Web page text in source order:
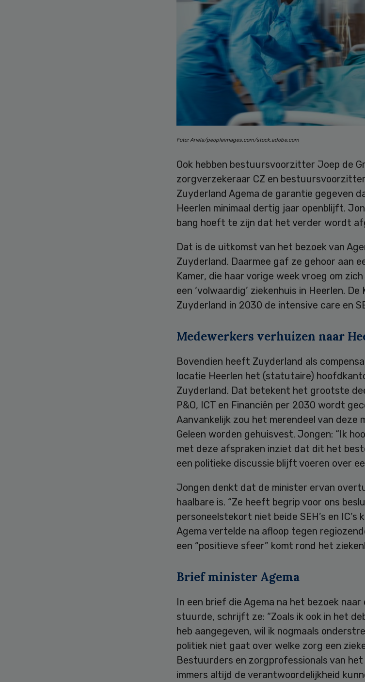
Foto: Anela/peopleimages.com/stock.adobe.com
Ook hebben bestuursvoorzitter Joep de
zorgverzekeraar CZ en
Zuyderland Agema de garantie gegeven
Heerlen minimaal dertig jaar openblijft.
bang hoeft te zijn dat het verder wordt
Dat is de uitkomst van het bezoek van
Zuyderland. Daarmee gaf ze gehoor aan
Kamer, die haar vorige week vroeg om
een ‘volwaardig’ ziekenhuis in Heerlen.
Zuyderland in 2030 de intensive care en
Medewerkers verhuizen naar
Bovendien heeft Zuyderland als
locatie Heerlen het (statutaire)
Zuyderland. Dat betekent het grootste
P&O, ICT en Financiën per 2030 wordt
Aanvankelijk zou het merendeel van deze
Geleen worden gehuisvest. Jongen: “Ik
met deze afspraken inziet dat dit het
een politieke discussie blijft voeren over
Jongen denkt dat de minister ervan
haalbare is. “Ze heeft begrip voor ons
personeelstekort niet beide SEH’s en IC’s
Agema vertelde na afloop tegen
een “positieve sfeer” komt rond het
Brief minister Agema
In een brief die Agema na het bezoek naar
stuurde, schrijft ze: “Zoals ik ook in het
heb aangegeven, wil ik nogmaals
politiek niet gaat over welke zorg een
Bestuurders en zorgprofessionals van
immers altijd de verantwoordelijkheid